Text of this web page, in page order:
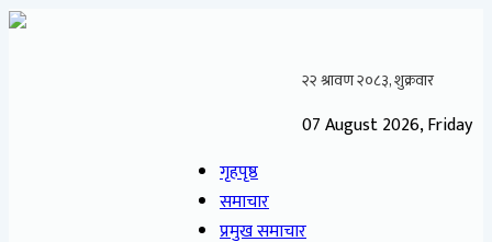
07 August 2026, Friday
गृहपृष्ठ
समाचार
प्रमुख समाचार